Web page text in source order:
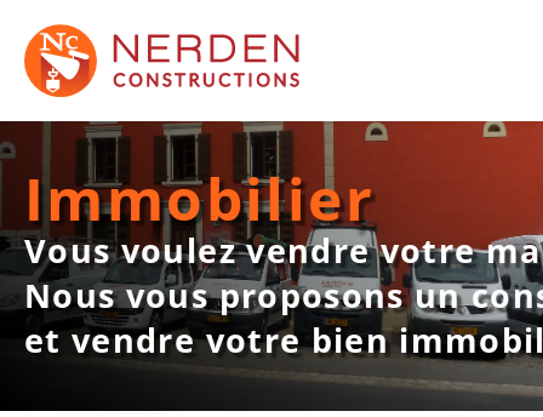
Immobilier
Vous voulez vendre votre
Nous vous proposons un
et vendre votre bien